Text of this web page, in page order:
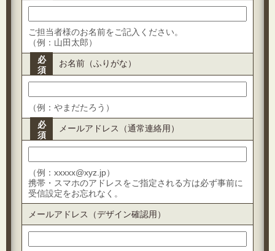
ご担当者様のお名前をご記入ください。
（例：山田太郎）
お名前（ふりがな）
必
須
（例：やまだたろう）
メールアドレス（通常連絡用）
必
須
（例：xxxxx@xyz.jp）
携帯・スマホのアドレスをご指定される方は必ず事前に
受信設定をお忘れなく。
メールアドレス（デザイン確認用）